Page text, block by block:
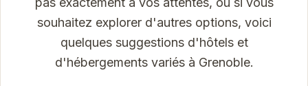
souhaitez explorer d'autres options, voici
quelques suggestions d'hôtels et
d'hébergements variés à Grenoble.